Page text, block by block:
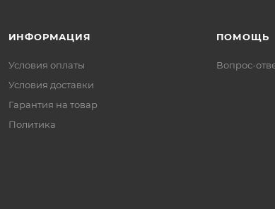
ИНФОРМАЦИЯ
Условия оплаты
Условия доставки
Гарантия на товар
Политика
ПОМОЩЬ
Вопрос-